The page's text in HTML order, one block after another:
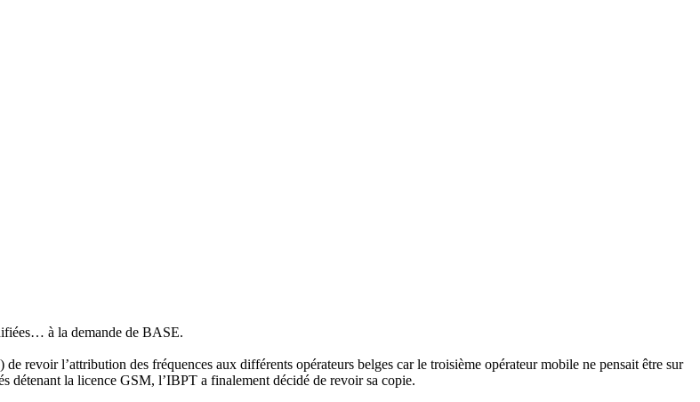
à la demande de BASE.
revoir l’attribution des fréquences aux différents opérateurs belges car le troisième opérateur mobile ne pensait être sur
détenant la licence GSM, l’IBPT a finalement décidé de revoir sa copie.